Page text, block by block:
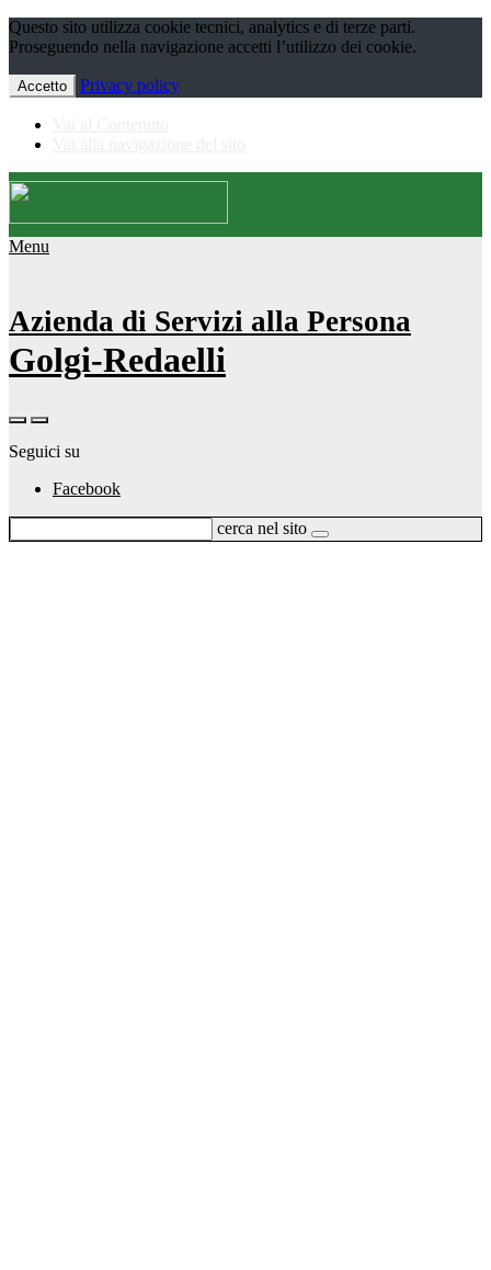
Questo sito utilizza cookie tecnici, analytics e di terze parti.
Proseguendo nella navigazione accetti l’utilizzo dei cookie.
Accetto Privacy policy
Menu
Azienda di Servizi alla Persona
Golgi-Redaelli
Seguici su
Facebook
cerca nel sito